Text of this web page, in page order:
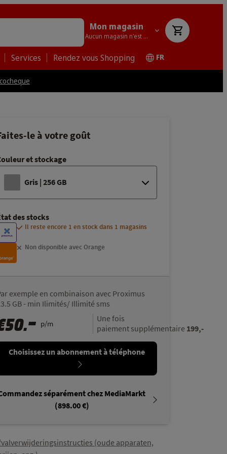
Mon magasin
Aucun magasin n'est sélectionné
Services Rendez vous Shopping FR
le à votre goût
et stockage
Gris | 256 GB
Noir | 256 GB
Orange Non disponible avec Orange
Noir | 512 GB| 998.00 €
ProximusNon disponible avec Proximus
OrangeNon disponible avec Orange
| 898.00 €
1 magasins
Non disponible avec Orange
Gris | 512 GB| 1 509.00 €
des stocks
ProximusIl reste encore 1 en stock dans 1 magasins
OrangeNon disponible avec Orange
exemple en combinaison avec Proximus
GB - min Ilimités/ Illimité sms
50.- p/m
Une fois
paiement supplémentaire 199,-
Choisissez un abonnement à téléphone
séparément chez MediaMarkt
(898.00 €)
(oude apparaten,